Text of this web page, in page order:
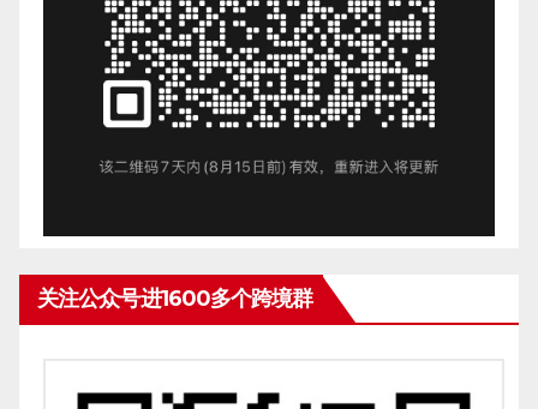
关注公众号进1600多个跨境群